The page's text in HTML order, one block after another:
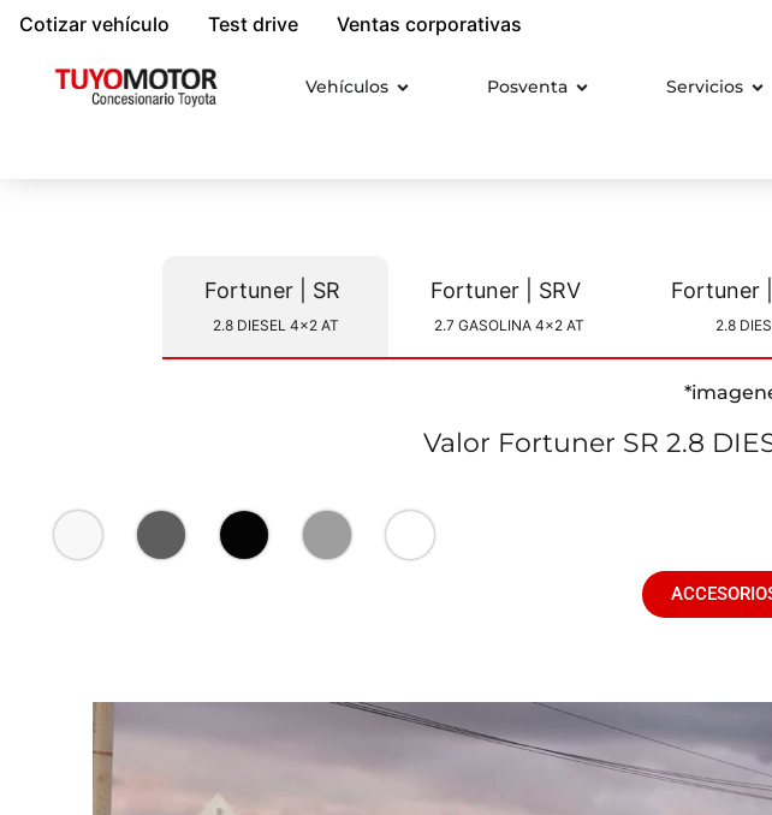
Cotizar vehículo Test drive Ventas corporativas
Vehículos Posventa Servicios
Fortuner | SR
2.8 DIESEL 4x2 AT
Fortuner | SRV
2.7 GASOLINA 4x2 AT 2.8
Valor Fortuner SR 2.8